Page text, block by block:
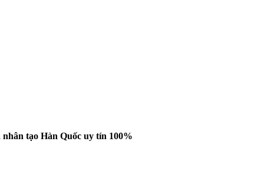
tạo Hàn Quốc uy tín 100%